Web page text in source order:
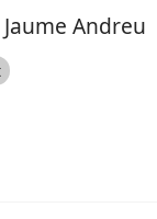
Andreu
Vos guanya la